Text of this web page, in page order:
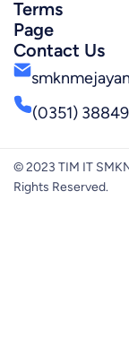
Terms
Page
Contact Us
(0351)
© 2023 TIM IT
Rights Reserved.